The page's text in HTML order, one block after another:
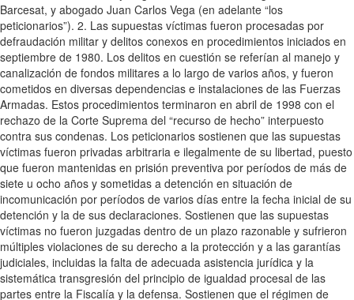
Barcesat, y abogado Juan Carlos Vega (en adelante “los
peticionarios”). 2. Las supuestas víctimas fueron procesadas por
defraudación militar y delitos conexos en procedimientos iniciados en
septiembre de 1980. Los delitos en cuestión se referían al manejo y
canalización de fondos militares a lo largo de varios años, y fueron
cometidos en diversas dependencias e instalaciones de las Fuerzas
Armadas. Estos procedimientos terminaron en abril de 1998 con el
rechazo de la Corte Suprema del “recurso de hecho” interpuesto
contra sus condenas. Los peticionarios sostienen que las supuestas
víctimas fueron privadas arbitraria e ilegalmente de su libertad, puesto
que fueron mantenidas en prisión preventiva por períodos de más de
siete u ocho años y sometidas a detención en situación de
incomunicación por períodos de varios días entre la fecha inicial de su
detención y la de sus declaraciones. Sostienen que las supuestas
víctimas no fueron juzgadas dentro de un plazo razonable y sufrieron
múltiples violaciones de su derecho a la protección y a las garantías
judiciales, incluidas la falta de adecuada asistencia jurídica y la
sistemática transgresión del principio de igualdad procesal de las
partes entre la Fiscalía y la defensa. Sostienen que el régimen de